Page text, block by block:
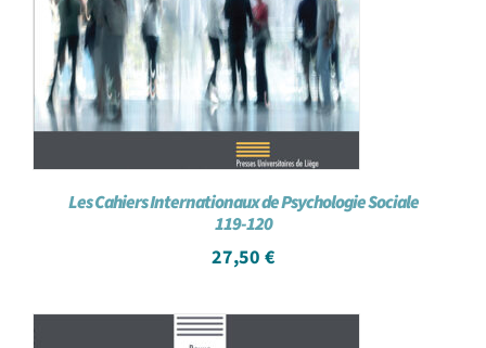
Les Cahiers Internationaux de Psychologie Sociale
119-120
27,50 €